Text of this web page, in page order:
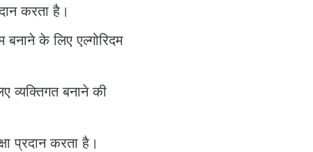
करता है।
के लिए एल्गोरिदम
व्यक्तिगत बनाने की
प्रदान करता है।